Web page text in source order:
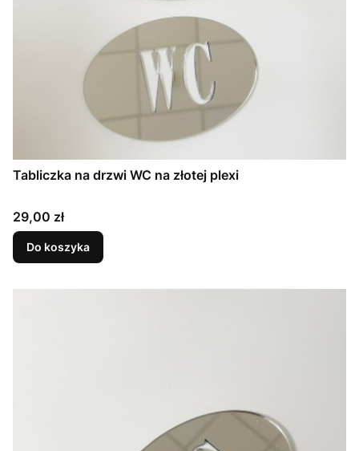
Tabliczka na drzwi WC na złotej plexi
Cena
29,00 zł
Do koszyka